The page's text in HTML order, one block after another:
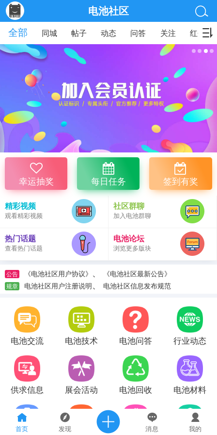
首页 发现 消息 我的
电池社区
全部
同城 帖子 动态 问答 关注 红包
幸运抽奖 每日任务 签到有奖
精彩视频
观看精彩视频
社区群聊
加入电池群聊
热门话题
查看热门话题
电池论坛
浏览更多版块
公告 《电池社区用户协议》 、 《电池社区最新公告》
规章 电池社区用户注册说明、 电池社区信息发布规范
电池交流 电池技术 电池问答 行业动态
供求信息 展会活动 电池回收 电池材料